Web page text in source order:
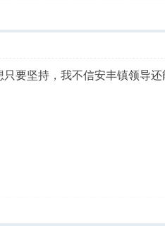
要坚持，我不信安丰镇领导